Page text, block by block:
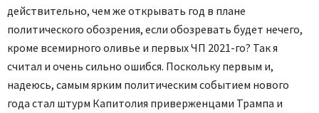
действительно, чем же открывать год в плане
политического обозрения, если обозревать будет нечего,
кроме всемирного оливье и первых ЧП 2021-го? Так я
считал и очень сильно ошибся. Поскольку первым и,
надеюсь, самым ярким политическим событием нового
года стал штурм Капитолия приверженцами Трампа и